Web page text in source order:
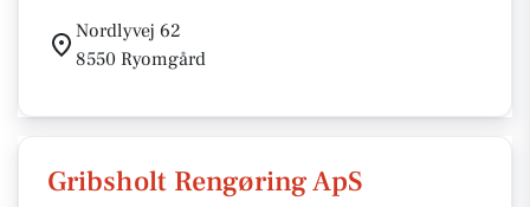
Nordlyvej 62
8550 Ryomgård
Gribsholt Rengøring ApS